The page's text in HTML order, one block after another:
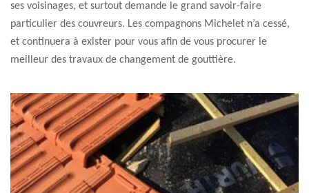
ses voisinages, et surtout demande le grand savoir-faire
particulier des couvreurs. Les compagnons Michelet n’a cessé,
et continuera à exister pour vous afin de vous procurer le
meilleur des travaux de changement de gouttière.